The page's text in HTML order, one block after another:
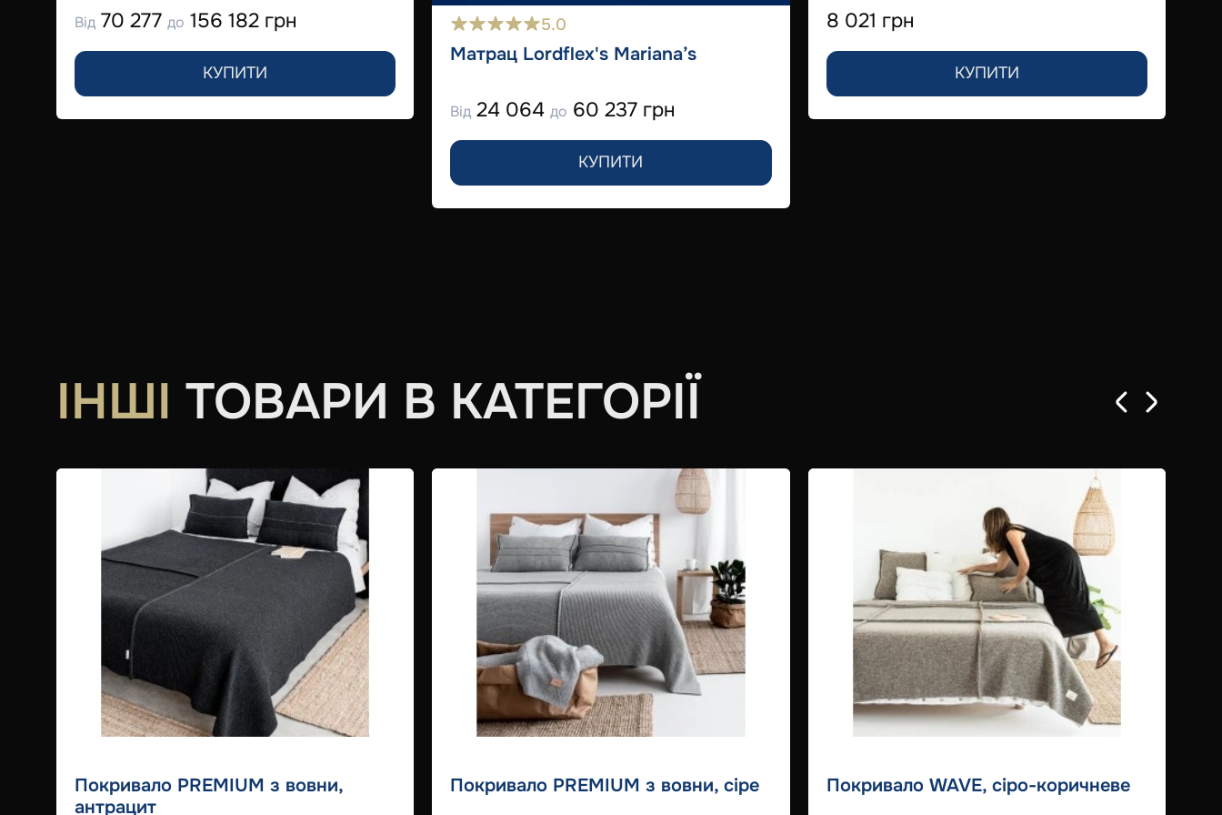
Від70 277 до 156 182 грн
КУПИТИ
5.0
Матрац Lordflex's Mariana’s
Від 24 064до 60 237 грн
КУПИТИ
8 021 грн
КУПИТИ
ІНШІ ТОВАРИ В КАТЕГОРІЇ
Покривало PREMIUM з вовни,
антрацит
Покривало PREMIUM з вовни, сіре Покривало WAVE, сіро-коричневе